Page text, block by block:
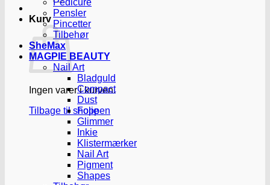
Kurv
Ingen varer i kurven.
Tilbage til shoppen
Pedicure
Pensler
Pincetter
Tilbehør
SheMax
MAGPIE BEAUTY
Nail Art
Bladguld
Compact
Dust
Folie
Glimmer
Inkie
Klistermærker
Nail Art
Pigment
Shapes